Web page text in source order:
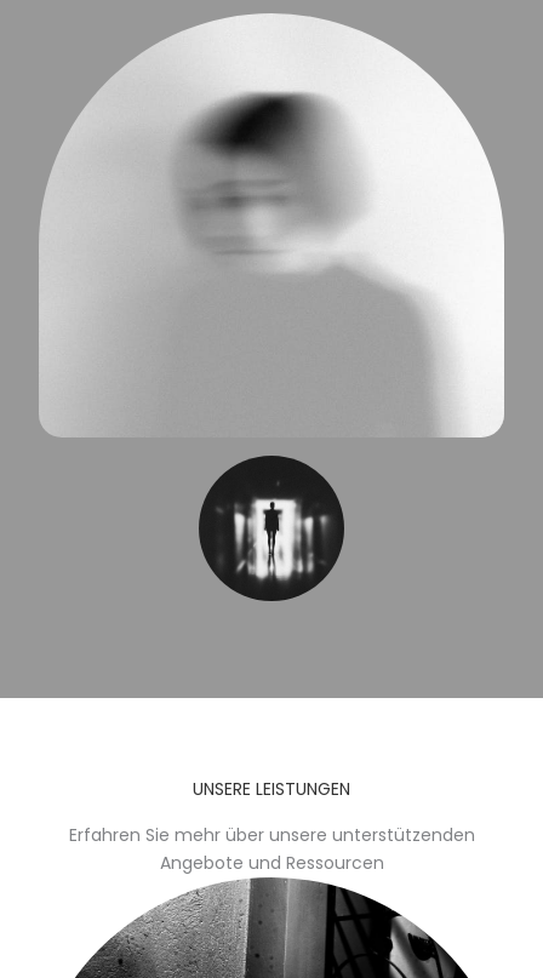
UNSERE LEISTUNGEN
Erfahren Sie mehr über unsere unterstützenden
Angebote und Ressourcen